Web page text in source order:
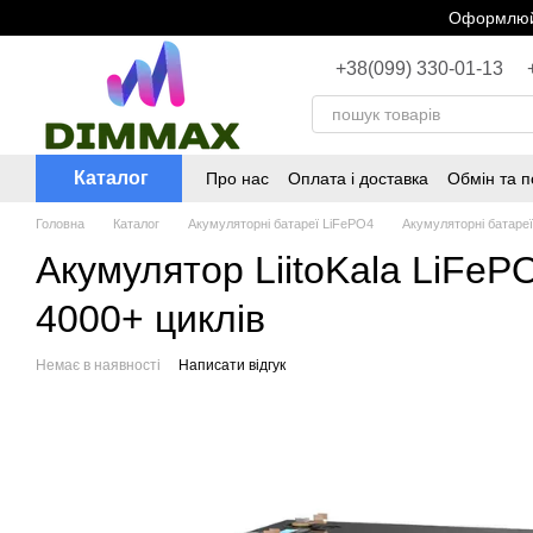
+38(099) 330-01-13
Каталог Про нас Оплата і доставка Обмін та
Головна Каталог Акумуляторні батареї LiFePO4 Акумуляторні
Акумулятор LiitoKala
4000+ циклів
Немає в наявності Написати відгук